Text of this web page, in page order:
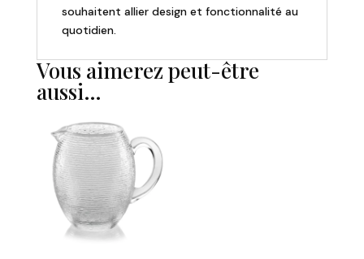
souhaitent allier design et fonctionnalité au
quotidien.
Vous aimerez peut-être
aussi…